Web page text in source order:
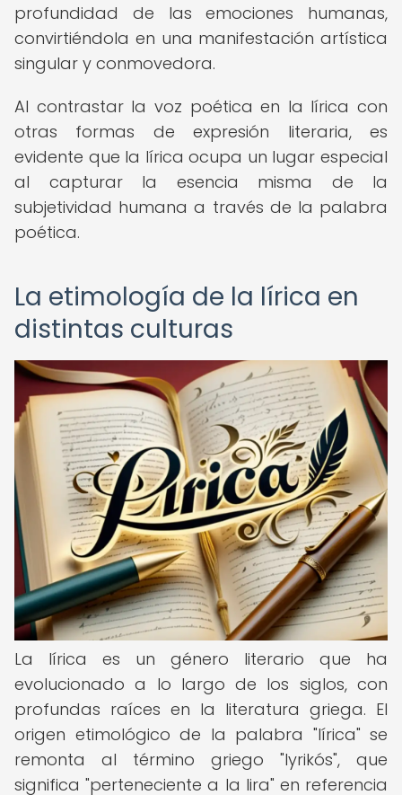
profundidad de las emociones humanas,
convirtiéndola en una manifestación artística
singular y conmovedora.
Al contrastar la voz poética en la lírica con
otras formas de expresión literaria, es
evidente que la lírica ocupa un lugar especial
al capturar la esencia misma de la
subjetividad humana a través de la palabra
poética.
La etimología de la lírica en
distintas culturas
La lírica es un género literario que ha
evolucionado a lo largo de los siglos, con
profundas raíces en la literatura griega. El
origen etimológico de la palabra "lírica" se
remonta al término griego "lyrikós", que
significa "perteneciente a la lira" en referencia